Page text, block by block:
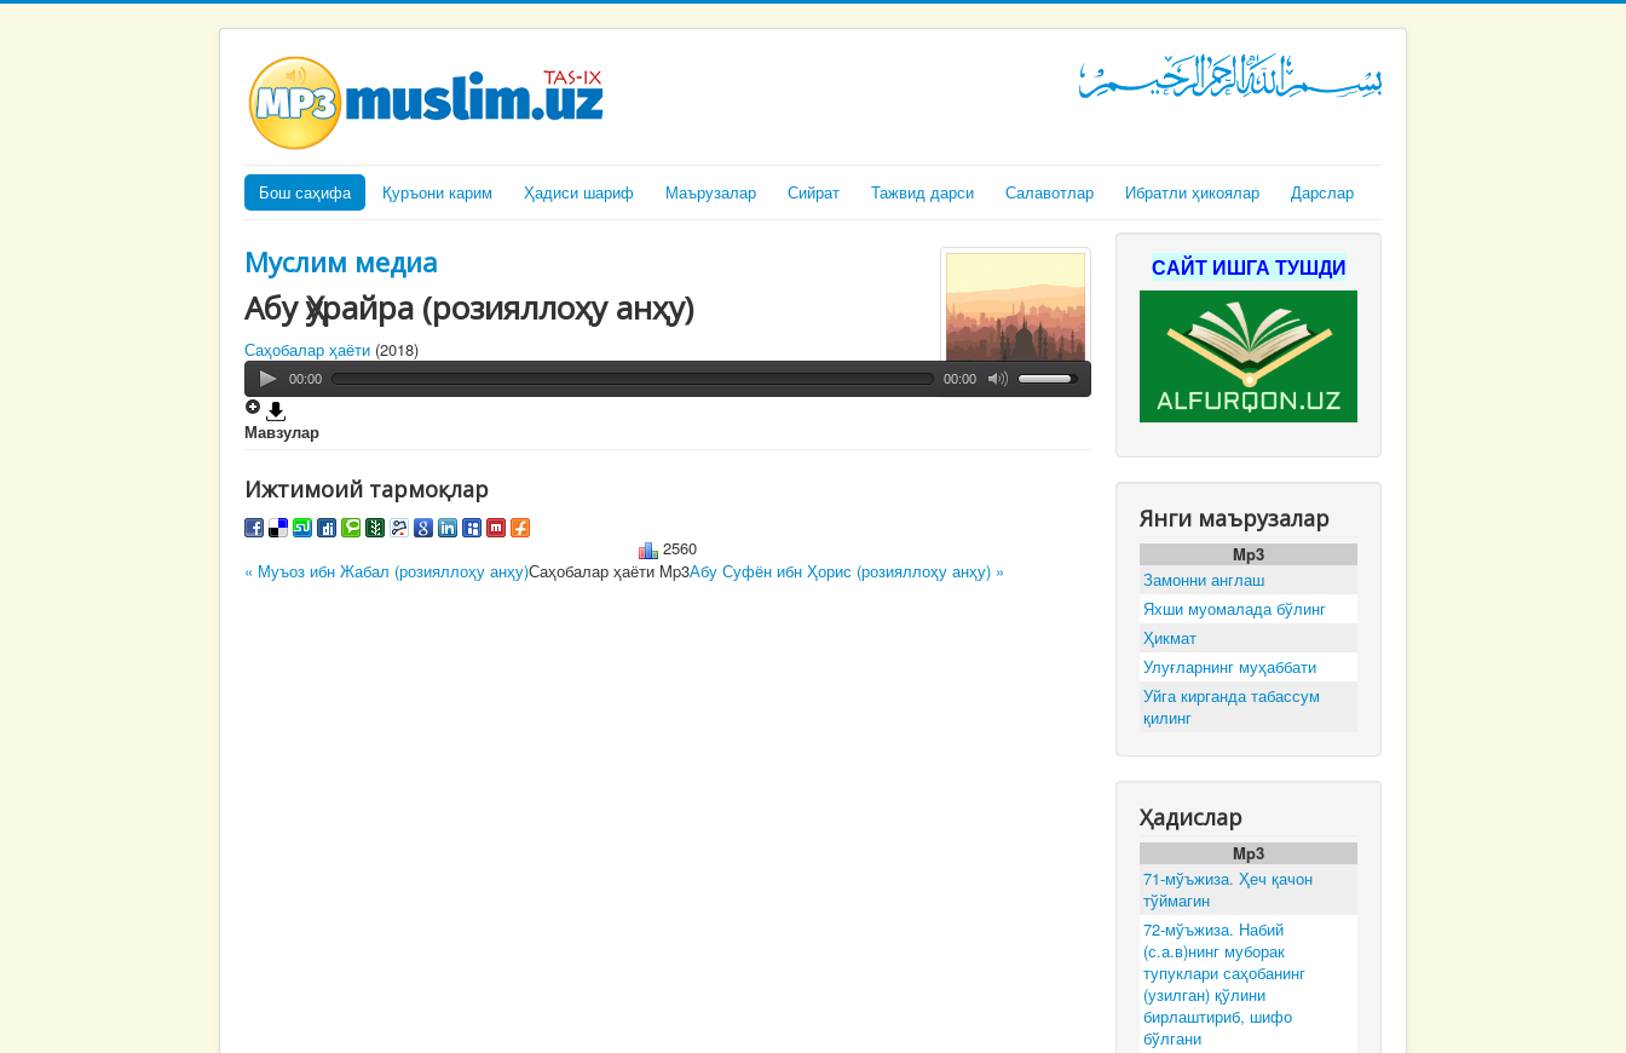
Бош саҳифа Қуръони карим Ҳадиси шариф Маърузалар Сийрат Тажвид дарси Салавотлар Ибратли ҳикоялар Дарслар
Муслим медиа
Абу Ҳурайра (розияллоҳу анҳу)
Саҳобалар ҳаёти (2018)
00:00 00:00
Мавзулар
Ижтимоий тармоқлар
2560
« Муъоз ибн Жабал (розияллоҳу анҳу)Саҳобалар ҳаёти Mp3Абу Суфён ибн Ҳорис (розияллоҳу анҳу) »
САЙТ ИШГА ТУШДИ
Янги маърузалар
Mp3
Замонни англаш
Яхши муомалада бўлинг
Ҳикмат
Улуғларнинг муҳаббати
Уйга кирганда табассум
қилинг
Ҳадислар
Mp3
71-мўъжиза. Ҳеч қачон
тўймагин
72-мўъжиза. Набий
(с.а.в)нинг муборак
тупуклари саҳобанинг
(узилган) қўлини
бирлаштириб, шифо
бўлгани